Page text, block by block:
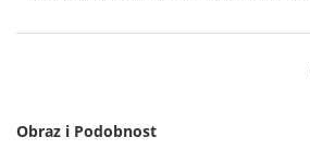
Obraz i Podobnost